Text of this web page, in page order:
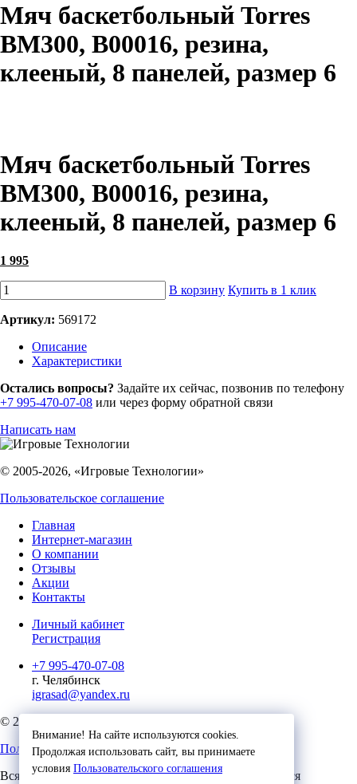
Мяч баскетбольный Torres
BM300, B00016, резина,
клееный, 8 панелей, размер 6
Мяч баскетбольный Torres
BM300, B00016, резина,
клееный, 8 панелей, размер 6
1 995
В корзину Купить в 1 клик
Артикул: 569172
Описание
Характеристики
Внимание! На сайте используются cookies.
Продолжая использовать сайт, вы принимаете
условия Пользовательского соглашения
Остались вопросы? Задайте их сейчас, позвонив по телефону
+7 995-470-07-08 или через форму обратной связи
Написать нам
© 2005-2026, «Игровые Технологии»
Пользовательское соглашение
Главная
Интернет-магазин
О компании
Отзывы
Акции
Контакты
Личный кабинет
Регистрация
+7 995-470-07-08
г. Челябинск
igrasad@yandex.ru
© 2023, Игровые Технологии
Пользовательское соглашение
Вся представленная на сайте информация, касающаяся